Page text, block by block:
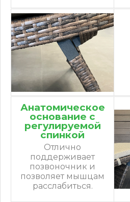
Анатомическое
основание с
регулируемой
спинкой
Отлично
поддерживает
позвоночник и
позволяет мышцам
расслабиться.